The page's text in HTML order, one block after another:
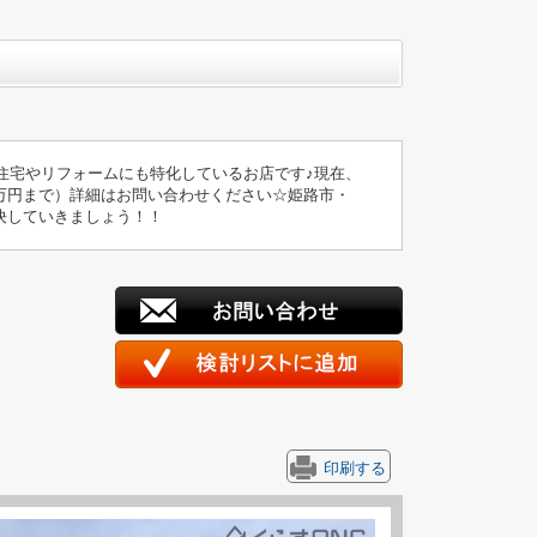
やリフォームにも特化しているお店です♪現在、
まで）詳細はお問い合わせください☆姫路市・
ていきましょう！！
印刷する